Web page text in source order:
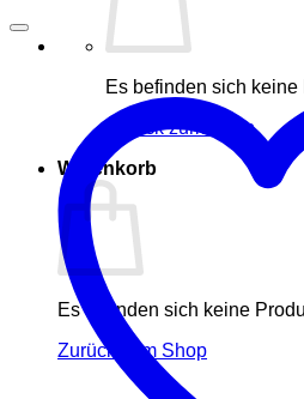
Es befinden sich
Zurück zum Shop
Warenkorb
Es befinden sich keine
Zurück zum Shop